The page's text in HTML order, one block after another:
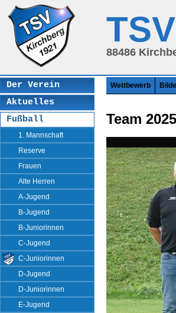
string(3) "par" array(5) { ["total"]=> int(3)
88486
Der Verein
Aktuelles
Fußball
1. Mannschaft
Reserve
Frauen
Alte Herren
A-Jugend
B-Jugend
B-Juniorinnen
C-Jugend
C-Juniorinnen
D-Jugend
D-Juniorinnen
E-Jugend
Wettbewerb
Team